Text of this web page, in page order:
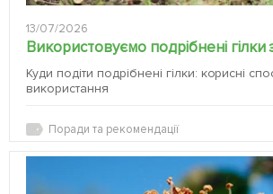
13/07/2026
Використовуємо подрібнені
Куди подіти подрібнені гілки: корисні
використання
Поради та рекомендації